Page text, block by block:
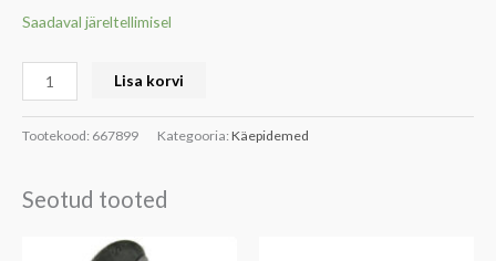
Saadaval järeltellimisel
Lisa korvi
Tootekood: 667899 Kategooria: Käepidemed
Seotud tooted